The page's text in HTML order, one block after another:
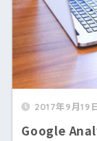
2017年9月19
Google